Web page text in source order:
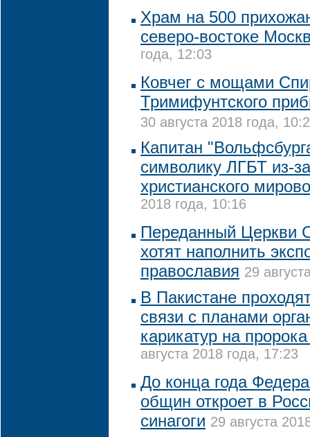
Храм на 500
северо-востоке
года, 12:03
Ковчег с мощами
Тримифунтского
30 августа 2018 года,
Капитан
символику ЛГБТ из-
христианского
2018 года, 10:16
Переданный Церкви
хотят наполнить
православия 29
В Пакистане
связи с планами
карикатур на
августа 2018 года, 17:23
До конца года
общин откроет в
синагоги 29 августа